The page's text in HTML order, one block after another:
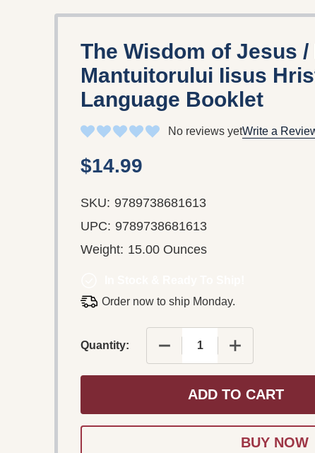
The Wisdom of Jesus
Mantuitorului Iisus
Language Booklet
No reviews yetWrite a
$14.99
SKU: 9789738681613
UPC: 9789738681613
Weight: 15.00 Ounces
Order now to ship Monday.
Quantity: DECREASE QUANTITY OF
INCREASE
ADD TO CART